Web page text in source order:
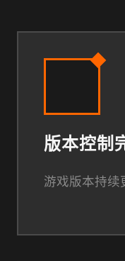
版本控制
游戏版本持续